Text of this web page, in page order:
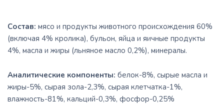
Состав: мясо и продукты животного происхождения 60%
(включая 4% кролика), бульон, яйца и яичные продукты
4%, масла и жиры (льняное масло 0,2%), минералы.
Аналитические компоненты: белок-8%, сырые масла и
жиры-5%, сырая зола-2,3%, сырая клетчатка-1%,
влажность-81%, кальций-0,3%, фосфор-0,25%